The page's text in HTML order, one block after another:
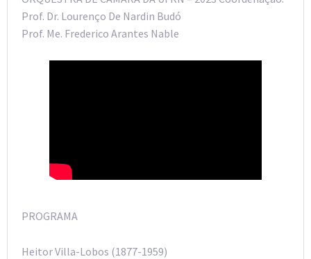
Prof. Dr. Lourenço De Nardin Budó
Prof. Me. Frederico Arantes Nable
PROGRAMA
Heitor Villa-Lobos (1877-1959)